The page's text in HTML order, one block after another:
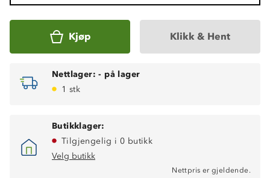
Kjøp Klikk & Hent
Nettlager: - på lager
1 stk
Butikklager:
Tilgjengelig i 0 butikk
Velg butikk
Nettpris er gjeldende.